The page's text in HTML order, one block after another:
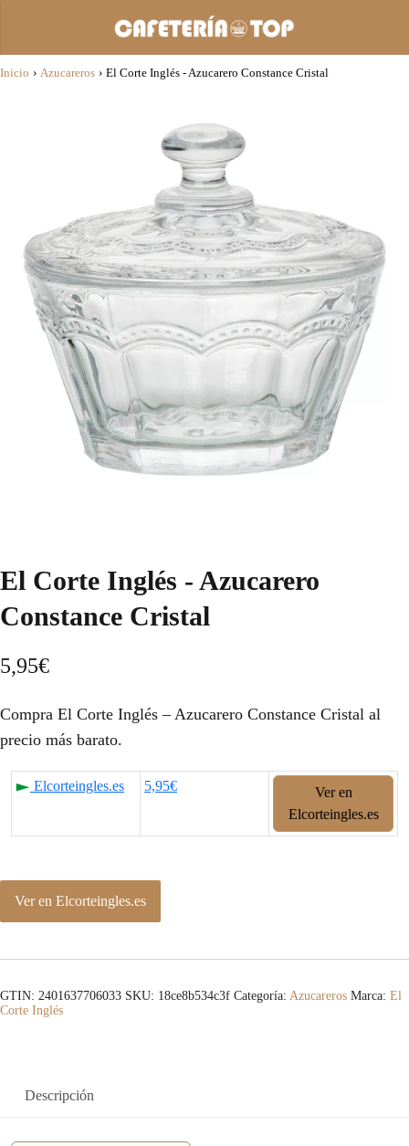
Inicio › Azucareros › El Corte Inglés - Azucarero Constance Cristal
El Corte Inglés - Azucarero
Constance Cristal
5,95€
Compra El Corte Inglés – Azucarero Constance Cristal al
precio más barato.
Elcorteingles.es 5,95€
Ver en
Elcorteingles.es
Ver en Elcorteingles.es
GTIN: 2401637706033 SKU: 18ce8b534c3f Categoría: Azucareros Marca: El
Corte Inglés
Descripción